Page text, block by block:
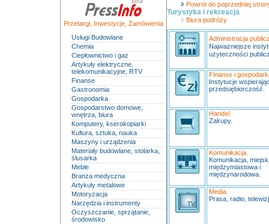
Przetargi, Inwestycje, Zamówienia
Usługi Budowlane
Chemia
Ciepłownictwo i gaz
Artykuły elektryczne,
telekomunikacyjne, RTV
Finanse
Gastronomia
Gospodarka
Gospodarstwo domowe,
wnętrza, biura
Komputery, kserokopiarki
Kultura, sztuka, nauka
Maszyny i urządzenia
Materiały budowlane, stolarka,
ślusarka
Meble
Branża medyczna
Artykuły metalowe
Motoryzacja
Narzędzia i instrumenty
Oczyszczanie, sprzątanie,
środowisko
Powrót do poprzedniej
Turystyka i rekreacja
Biura podróży
Administracja
Najważniejsze
użyteczności
Finanse i
Instytucje
przedsiębiorczość.
Handel.
Zakupy.
Komunikacja.
Komunikacja,
międzymiastowa i
międzynarodowa.
Media.
Prasa, radio,